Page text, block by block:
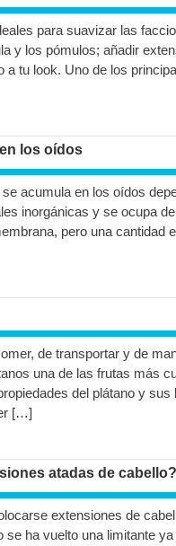
para suavizar las
y los pómulos; añadir
a tu look. Uno de los
los oídos
acumula en los oídos
inorgánicas y se ocupa
pero una cantidad
de transportar y de
una de las frutas más
del plátano y
[…]
atadas de cabello?
extensiones de
ha vuelto una limitante